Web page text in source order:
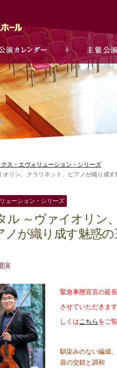
ス・エヴォリューション・シリーズ
オリン、クラリネット、ピアノが織り成
ューション・シリーズ
ル ～ヴァイオリン
ノが織り成す魅惑の
演
緊急事態宣言の延
させていただきま
しくはこちら をご
馴染みのない編成
器の交錯と調和